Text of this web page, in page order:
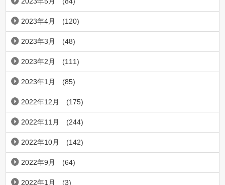
2023年4月 (120)
2023年3月 (48)
2023年2月 (111)
2023年1月 (85)
2022年12月 (175)
2022年11月 (244)
2022年10月 (142)
2022年9月 (64)
2022年1月 (3)